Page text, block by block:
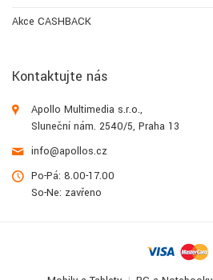
Akce CASHBACK
Kontaktujte nás
Apollo Multimedia s.r.o.,
Sluneční nám. 2540/5, Praha 13
info@apollos.cz
Po-Pá: 8.00-17.00
So-Ne: zavřeno